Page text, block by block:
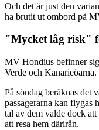
Och det är just den
ha brutit ut ombord på
"Mycket låg risk"
MV Hondius befinner
Verde och Kanarieöarna.
På söndag beräknas det
passagerarna kan flygas
tal av dem valde dock
att resa hem därirån.